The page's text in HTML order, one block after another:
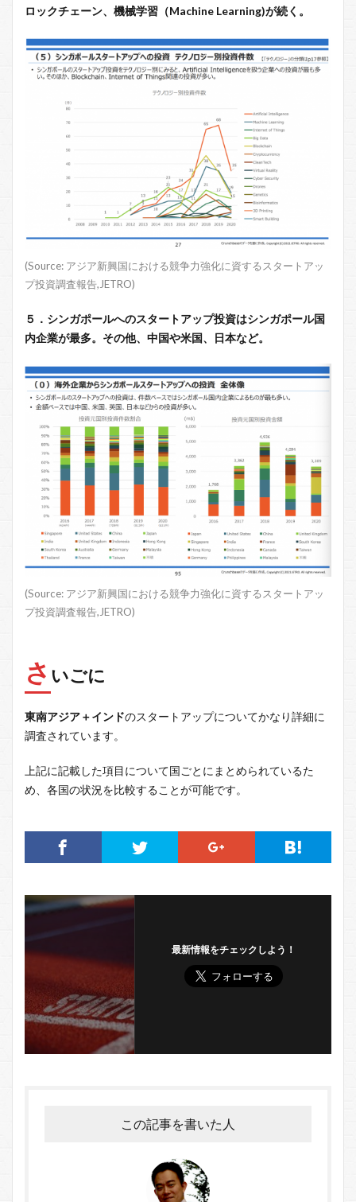
ロックチェーン、機械学習（Machine Learning)が続く。
(Source: アジア新興国における競争力強化に資するスタートアッ
プ投資調査報告,JETRO)
５．シンガポールへのスタートアップ投資はシンガポール国
内企業が最多。その他、中国や米国、日本など。
(Source: アジア新興国における競争力強化に資するスタートアッ
プ投資調査報告,JETRO)
さ いごに
東南アジア＋インドのスタートアップについてかなり詳細に
調査されています。
上記に記載した項目について国ごとにまとめられているた
め、各国の状況を比較することが可能です。
最新情報をチェックしよう！
この記事を書いた人